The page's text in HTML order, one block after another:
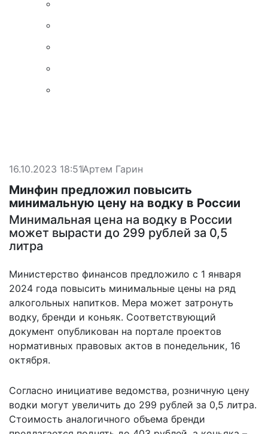
16.10.2023 18:51Артем Гарин
Минфин предложил повысить
минимальную цену на водку в России
Минимальная цена на водку в России
может вырасти до 299 рублей за 0,5
литра
Министерство финансов предложило с 1 января
2024 года повысить минимальные цены на ряд
алкогольных напитков. Мера может затронуть
водку, бренди и коньяк. Соответствующий
документ опубликован на портале проектов
нормативных правовых актов в понедельник, 16
октября.
Согласно инициативе ведомства, розничную цену
водки могут увеличить до 299 рублей за 0,5 литра.
Стоимость аналогичного объема бренди